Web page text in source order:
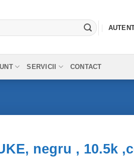
SERVICII CONTACT
negru , 10.5k